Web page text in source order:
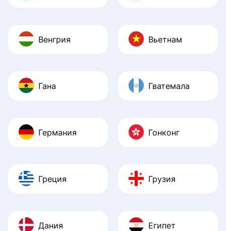
Венгрия Вьетнам
Гана Гватемала
Германия Гонконг
Греция Грузия
Дания Египет